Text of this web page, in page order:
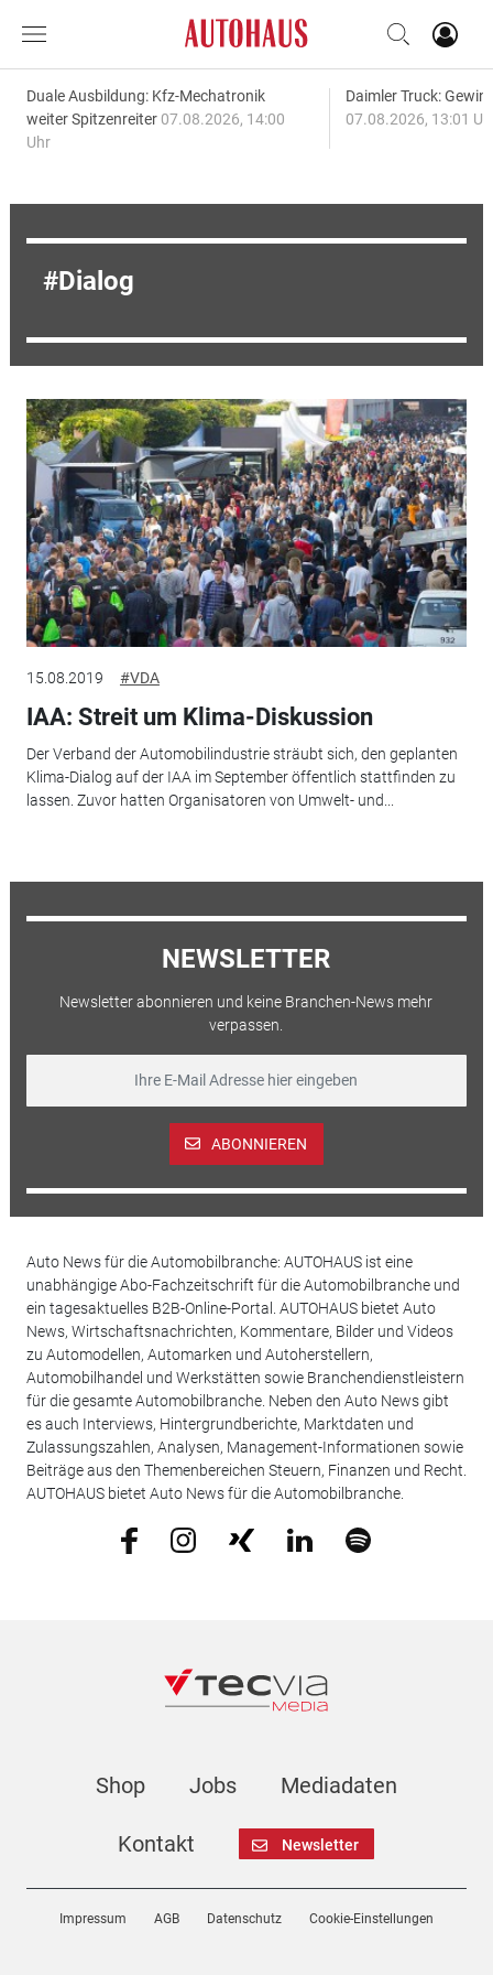
Duale Ausbildung: Kfz-Mechatronik
weiter Spitzenreiter 07.08.2026, 14:00
Uhr
Daimler Truck:
07.08.2026, 13:01
Dialog
15.08.2019 #VDA
IAA: Streit um Klima-Diskussion
Der Verband der Automobilindustrie sträubt sich, den geplanten
Klima-Dialog auf der IAA im September öffentlich stattfinden zu
lassen. Zuvor hatten Organisatoren von Umwelt- und...
NEWSLETTER
Newsletter abonnieren und keine Branchen-News mehr
verpassen.
ABONNIEREN
Auto News für die Automobilbranche: AUTOHAUS ist eine
unabhängige Abo-Fachzeitschrift für die Automobilbranche und
ein tagesaktuelles B2B-Online-Portal. AUTOHAUS bietet Auto
News, Wirtschaftsnachrichten, Kommentare, Bilder und Videos
zu Automodellen, Automarken und Autoherstellern,
Automobilhandel und Werkstätten sowie Branchendienstleistern
für die gesamte Automobilbranche. Neben den Auto News gibt
es auch Interviews, Hintergrundberichte, Marktdaten und
Zulassungszahlen, Analysen, Management-Informationen sowie
Beiträge aus den Themenbereichen Steuern, Finanzen und Recht.
AUTOHAUS bietet Auto News für die Automobilbranche.
Shop Jobs Mediadaten
Kontakt Newsletter
Impressum AGB Datenschutz Cookie-Einstellungen